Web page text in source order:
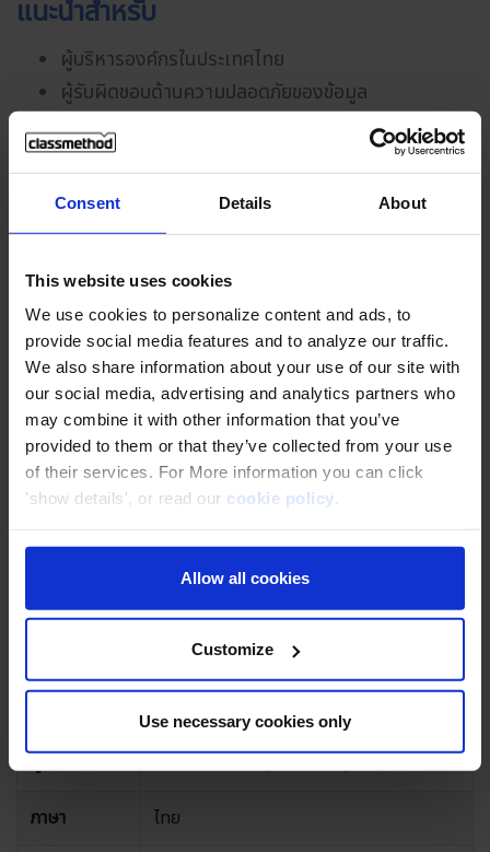
Consent Details About
This website uses cookies
We use cookies to personalize content and ads, to
provide social media features and to analyze our traffic.
We also share information about your use of our site with
our social media, advertising and analytics partners who
may combine it with other information that you’ve
provided to them or that they’ve collected from your use
of their services. For More information you can click
'show details', or read our cookie policy.
Allow all cookies
Customize
Use necessary cookies only
แนะนำสำหรับ
ผู้บริหารองค์กรในประเทศไทย
ผู้รับผิดชอบด้านความปลอดภัยของข้อมูล
ผู้ที่กำลังส่งเสริมการเพิ่มประสิทธิภาพการทำงาน
ภายในองค์กร
ผู้ที่ต้องการลดต้นทุนการใช้ Generative AI
กำหนดการ
หัวข้อ
Gen AI ยกระดับองค์กร ทำงานเร็วขึ้นกว่า
เดิม ครั้งที่ 2
วันและเวลา
22 กรกฎาคม พ.ศ. 2568 (วันอังคาร) เวลา
14.00 น. - 15.00 น.
* สัมมนาจะเปิดให้เข้าร่วมได้ก่อนเวลา 10
นาที
สถานที่
Online Web Conference (Webinar in
Zoom)
จำกัดจำนวนผู้
50 คน
ผู้จัด Classmethod (Thailand) Co., Ltd.
ภาษา ไทย